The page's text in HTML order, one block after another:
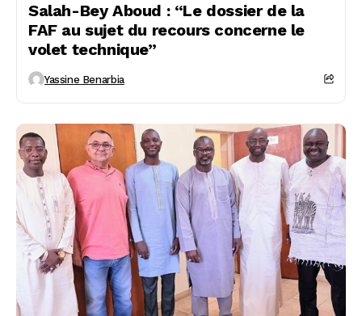
Salah-Bey Aboud : “Le dossier de la
FAF au sujet du recours concerne le
volet technique”
Yassine Benarbia